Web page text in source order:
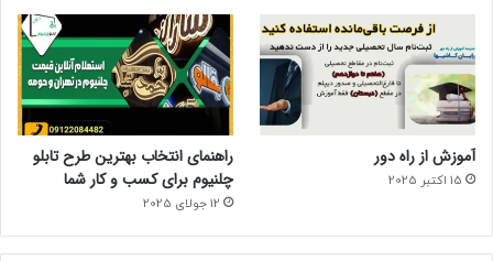
آموزش از راه دور
15 اکتبر 2025
راهنمای انتخاب بهترین طرح تابلو
چلنیوم برای کسب و کار شما
12 جولای 2025